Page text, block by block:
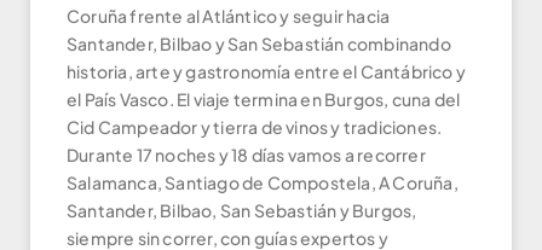
Coruña frente al Atlántico y seguir hacia
Santander, Bilbao y San Sebastián combinando
historia, arte y gastronomía entre el Cantábrico y
el País Vasco. El viaje termina en Burgos, cuna del
Cid Campeador y tierra de vinos y tradiciones.
Durante 17 noches y 18 días vamos a recorrer
Salamanca, Santiago de Compostela, A Coruña,
Santander, Bilbao, San Sebastián y Burgos,
siempre sin correr, con guías expertos y